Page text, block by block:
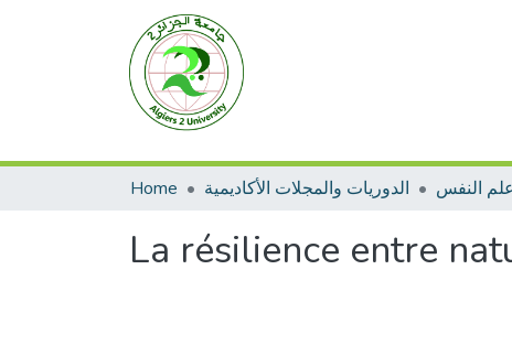
Home الدوريات والمجلات الأكاديمية النفس
La résilience entre